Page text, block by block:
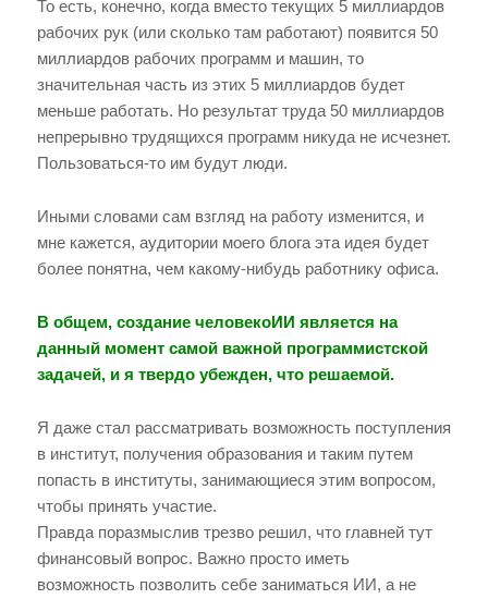
То есть, конечно, когда вместо текущих 5 миллиардов
рабочих рук (или сколько там работают) появится 50
миллиардов рабочих программ и машин, то
значительная часть из этих 5 миллиардов будет
меньше работать. Но результат труда 50 миллиардов
непрерывно трудящихся программ никуда не исчезнет.
Пользоваться-то им будут люди.
Иными словами сам взгляд на работу изменится, и
мне кажется, аудитории моего блога эта идея будет
более понятна, чем какому-нибудь работнику офиса.
В общем, создание человекоИИ является на
данный момент самой важной программистской
задачей, и я твердо убежден, что решаемой.
Я даже стал рассматривать возможность поступления
в институт, получения образования и таким путем
попасть в институты, занимающиеся этим вопросом,
чтобы принять участие.
Правда поразмыслив трезво решил, что главней тут
финансовый вопрос. Важно просто иметь
возможность позволить себе заниматься ИИ, а не